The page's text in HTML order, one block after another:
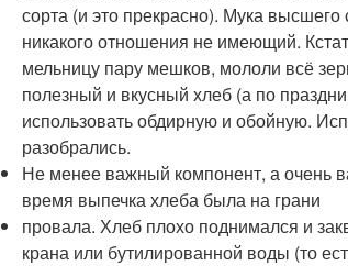
сорта (и это прекрасно). Мука
никакого отношения не имеющий.
мельницу пару мешков, мололи всё
полезный и вкусный хлеб (а по
использовать обдирную и обойную.
разобрались.
Не менее важный компонент, а очень
время выпечка хлеба была на грани
провала. Хлеб плохо поднимался и
крана или бутилированной воды (то